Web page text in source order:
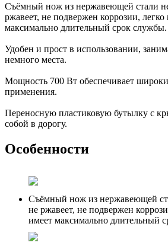
Съёмный нож из нержавеющей стали
ржавеет, не подвержен коррозии, легко
максимально длительный срок службы.
Удобен и прост в использовании,
немного места.
Мощность 700 Вт обеспечивает
применения.
Переносную пластиковую бутылку с
собой в дорогу.
Особенности
Съёмный нож из нержавеющей
не ржавеет, не подвержен
имеет максимально длительный